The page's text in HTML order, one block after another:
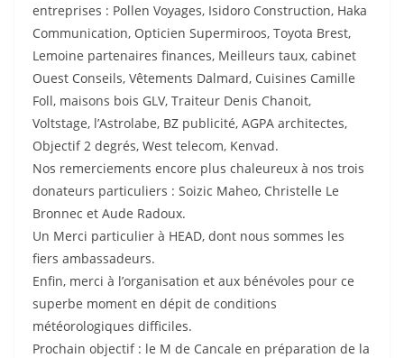
entreprises : Pollen Voyages, Isidoro Construction, Haka
Communication, Opticien Supermiroos, Toyota Brest,
Lemoine partenaires finances, Meilleurs taux, cabinet
Ouest Conseils, Vêtements Dalmard, Cuisines Camille
Foll, maisons bois GLV, Traiteur Denis Chanoit,
Voltstage, l’Astrolabe, BZ publicité, AGPA architectes,
Objectif 2 degrés, West telecom, Kenvad.
Nos remerciements encore plus chaleureux à nos trois
donateurs particuliers : Soizic Maheo, Christelle Le
Bronnec et Aude Radoux.
Un Merci particulier à HEAD, dont nous sommes les
fiers ambassadeurs.
Enfin, merci à l’organisation et aux bénévoles pour ce
superbe moment en dépit de conditions
météorologiques difficiles.
Prochain objectif : le M de Cancale en préparation de la